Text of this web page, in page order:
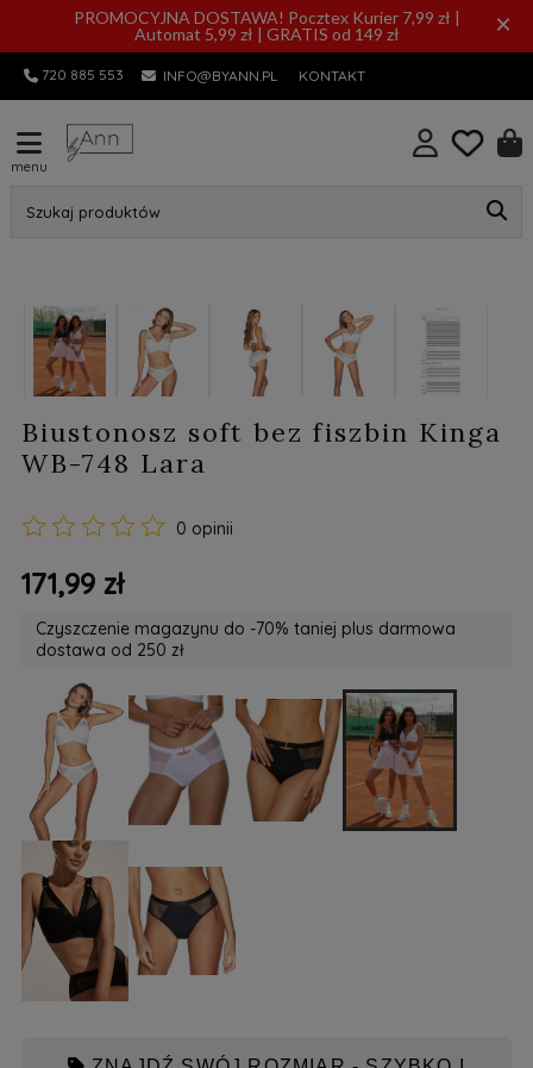
PROMOCYJNA DOSTAWA! Pocztex Kurier 7,99 zł |
Automat 5,99 zł | GRATIS od 149 zł
×
720 885 553 INFO@BYANN.PL KONTAKT
menu
Szukaj produktów
Biustonosz soft bez fiszbin Kinga
WB-748 Lara
0 opinii
171,99 zł
Czyszczenie magazynu do -70% taniej plus darmowa
dostawa od 250 zł